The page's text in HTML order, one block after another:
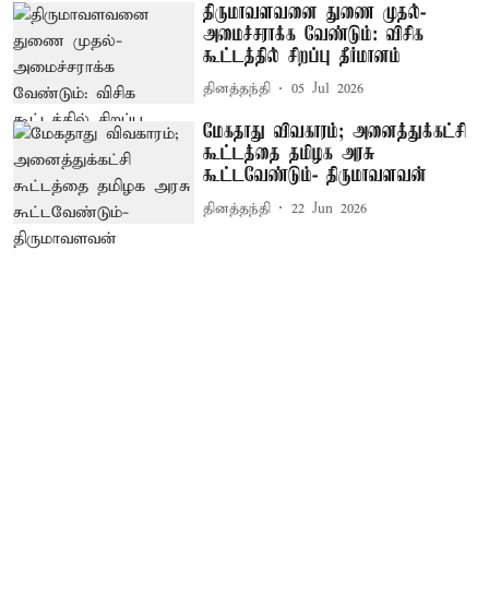
திருமாவளவனை துணை முதல்-
அமைச்சராக்க வேண்டும்: விசிக
கூட்டத்தில் சிறப்பு தீர்மானம்
தினத்தந்தி 05 Jul 2026
மேகதாது விவகாரம்; அனைத்துக்கட்சி
கூட்டத்தை தமிழக அரசு
கூட்டவேண்டும்- திருமாவளவன்
தினத்தந்தி 22 Jun 2026